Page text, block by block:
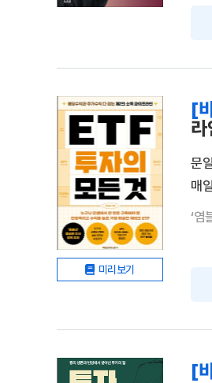
미리보기
[
라
문
매
‘염
[